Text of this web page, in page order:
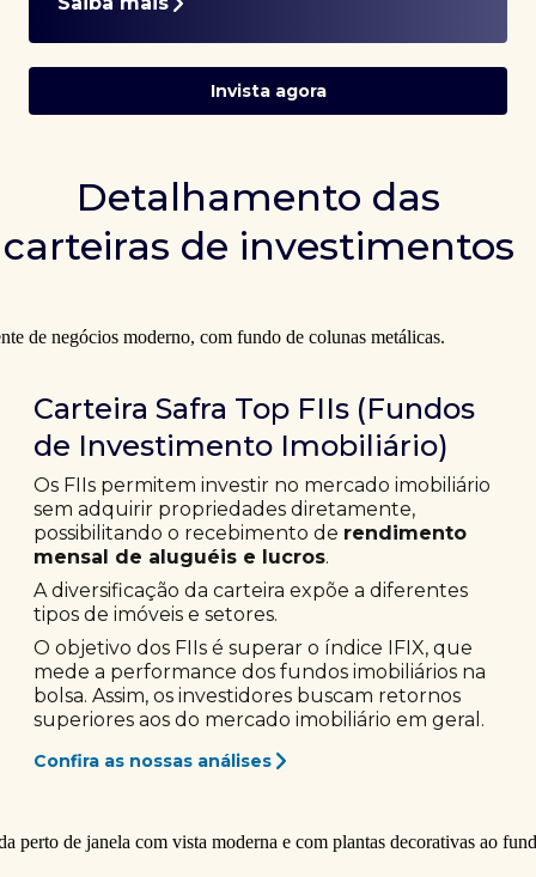
Invista agora
Detalhamento das
carteiras de investimentos
Carteira Safra Top FIIs (Fundos
de Investimento Imobiliário)
Os FIIs permitem investir no mercado imobiliário
sem adquirir propriedades diretamente,
possibilitando o recebimento de rendimento
mensal de aluguéis e lucros.
A diversificação da carteira expõe a diferentes
tipos de imóveis e setores.
O objetivo dos FIIs é superar o índice IFIX, que
mede a performance dos fundos imobiliários na
bolsa. Assim, os investidores buscam retornos
superiores aos do mercado imobiliário em geral.
Confira as nossas análises